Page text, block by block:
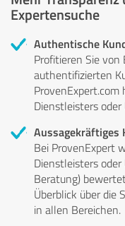
Expertensuche
Authentische
Profitieren Sie von
authentifizierten
Dienstleisters
Aussagekräftiges
Bei ProvenExpert
Dienstleisters
Beratung)
Überblick über die
in allen Bereichen.